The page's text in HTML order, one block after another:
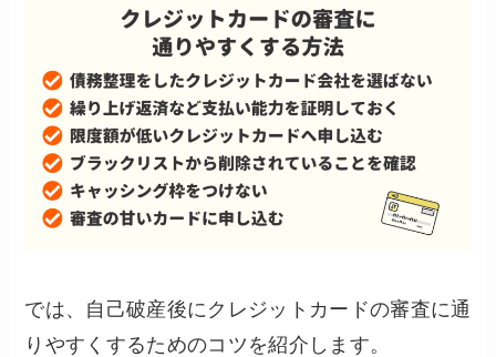
では、自己破産後にクレジットカードの審査に通
りやすくするためのコツを紹介します。